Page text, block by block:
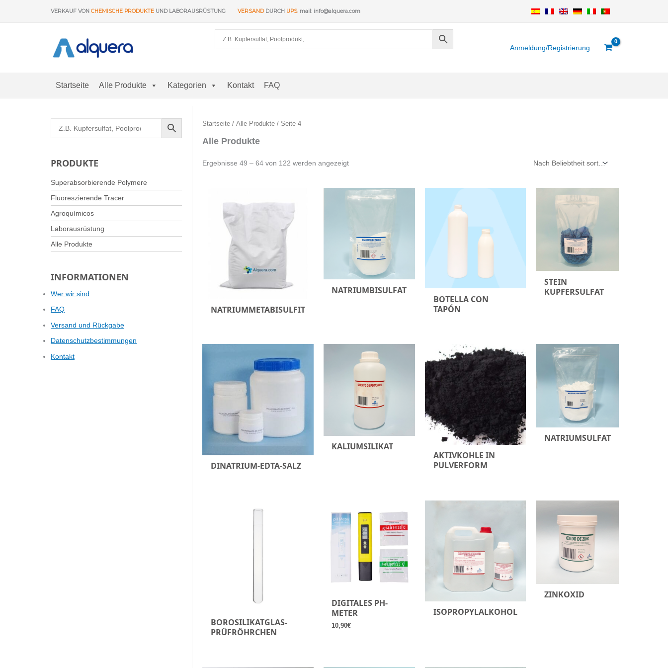
VERKAUF VON CHEMISCHE PRODUKTE UND LABORAUSRÜSTUNG VERSANDDURCH UPS. mail: info@alquera.com
Anmeldung/Registrierung
Startseite Alle Produkte Kategorien Kontakt FAQ
PRODUKTE
Superabsorbierende Polymere
Fluoreszierende Tracer
Agroquímicos
Laborausrüstung
Alle Produkte
INFORMATIONEN
Wer wir sind
FAQ
Versand und Rückgabe
Datenschutzbestimmungen
Kontakt
Startseite / Alle Produkte / Seite 4
Alle Produkte
Ergebnisse 49 – 64 von 122 werden angezeigtNach
NATRIUMMETABISULFIT
NATRIUMBISULFAT
BOTELLA CON
TAPÓN
STEIN
KUPFERSULFAT
DINATRIUM-EDTA-SALZ
KALIUMSILIKAT
AKTIVKOHLE IN
PULVERFORM
NATRIUMSULFAT
BOROSILIKATGLAS-
PRÜFRÖHRCHEN
DIGITALES PH-
METER
10,90€
ISOPROPYLALKOHOL
ZINKOXID